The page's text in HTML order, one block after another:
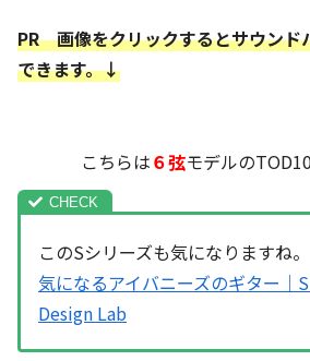
PR 画像をクリックするとサウンド
できます。↓
こちらは６弦モデルの
このSシリーズも気になりますね。
気になるアイバニーズのギター
Design Lab